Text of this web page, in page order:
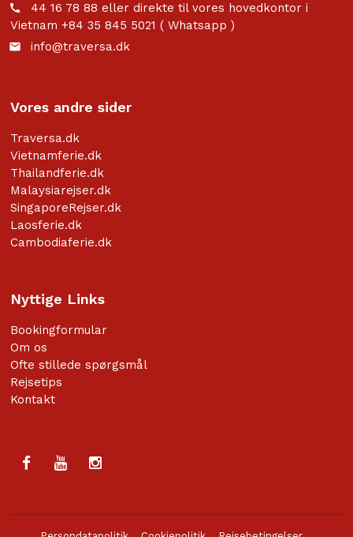
call
44 16 78 88 eller direkte til vores hovedkontor i
Vietnam +84 35 845 5021 ( Whatsapp )
email info@traversa.dk
Vores andre sider
Traversa.dk
Vietnamferie.dk
Thailandferie.dk
Malaysiarejser.dk
SingaporeRejser.dk
Laosferie.dk
Cambodiaferie.dk
Nyttige Links
Bookingformular
Om os
Ofte stillede spørgsmål
Rejsetips
Kontakt